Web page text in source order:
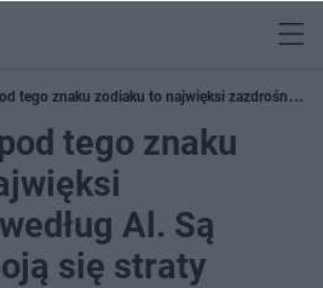
tego znaku zodiaku to najwięksi zazdrośnicy
straty
tego znaku
Al. Są
się straty